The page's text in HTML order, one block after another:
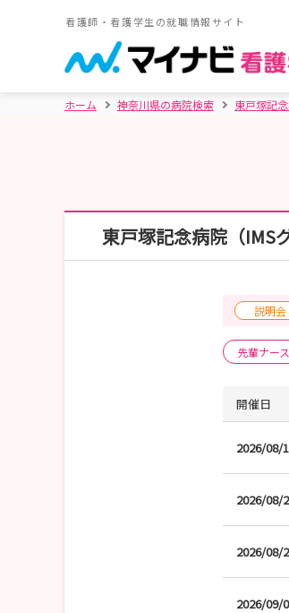
看護師・看護学生の就職情報サイト
ホーム 神奈川県の病院検索 東戸塚記念
東戸塚記念病院（IMS
説明
先輩ナー
開催日
2026/08/
2026/08/
2026/08/
2026/09/